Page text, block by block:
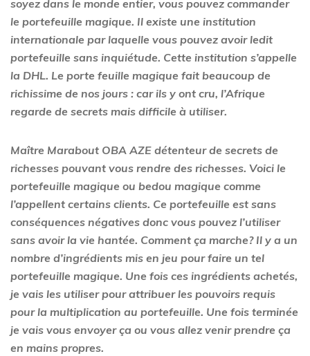
soyez dans le monde entier, vous pouvez commander
le portefeuille magique. Il existe une institution
internationale par laquelle vous pouvez avoir ledit
portefeuille sans inquiétude. Cette institution s’appelle
la DHL. Le porte feuille magique fait beaucoup de
richissime de nos jours : car ils y ont cru, l’Afrique
regarde de secrets mais difficile à utiliser.
Maître Marabout OBA AZE détenteur de secrets de
richesses pouvant vous rendre des richesses. Voici le
portefeuille magique ou bedou magique comme
l’appellent certains clients. Ce portefeuille est sans
conséquences négatives donc vous pouvez l’utiliser
sans avoir la vie hantée. Comment ça marche? Il y a un
nombre d’ingrédients mis en jeu pour faire un tel
portefeuille magique. Une fois ces ingrédients achetés,
je vais les utiliser pour attribuer les pouvoirs requis
pour la multiplication au portefeuille. Une fois terminée
je vais vous envoyer ça ou vous allez venir prendre ça
en mains propres.